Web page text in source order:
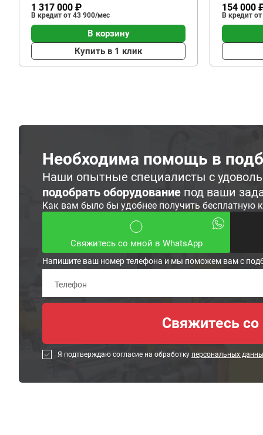
1 317 000 ₽
В кредит от 43 900/мес
В корзину
Купить в 1 клик
154 000
В кредит
Необходима помощь в
Наши опытные специалисты с
подобрать оборудование под ваши
Как вам было бы удобнее получить бесплатную
Свяжитесь со мной в WhatsApp
Напишите ваш номер телефона и мы поможем вам с
Я подтверждаю согласие на обработку персональных